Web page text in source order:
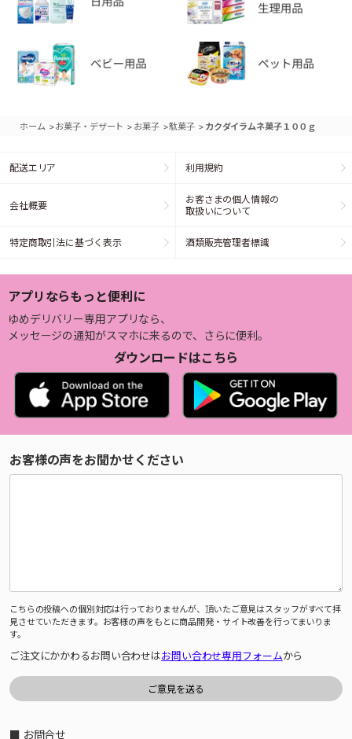
ホーム >お菓子・デザート > お菓子 >駄菓子 > カクダイラムネ菓子１００ｇ
配送エリア 利用規約
会社概要
お客さまの個人情報の
取扱いについて
特定商取引法に基づく表示 酒類販売管理者標識
アプリならもっと便利に
ゆめデリバリー専用アプリなら、
メッセージの通知がスマホに来るので、さらに便利。
ダウンロードはこちら
お客様の声をお聞かせください
こちらの投稿への個別対応は行っておりませんが、頂いたご意見はスタッフがすべて拝
見させていただきます。お客様の声をもとに商品開発・サイト改善を行ってまいりま
す。
ご注文にかかわるお問い合わせはお問い合わせ専用フォームから
■ お問合せ